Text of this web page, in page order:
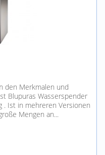
den Merkmalen und
Blupuras Wasserspender
. Ist in mehreren Versionen
Mengen an...